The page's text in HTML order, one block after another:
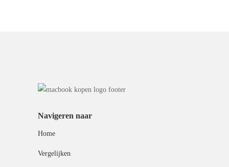
Navigeren naar
Home
Vergelijken